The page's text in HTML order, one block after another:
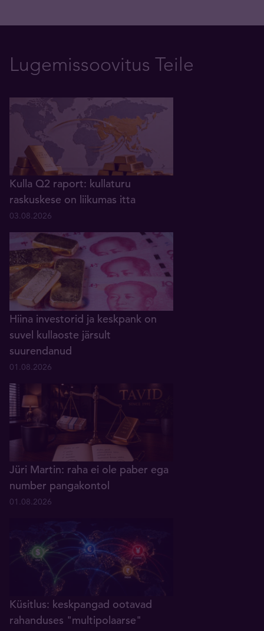
Lugemissoovitus Teile
Kulla Q2 raport: kullaturu
raskuskese on liikumas itta
03.08.2026
Hiina investorid ja keskpank on
suvel kullaoste järsult
suurendanud
01.08.2026
Jüri Martin: raha ei ole paber ega
number pangakontol
01.08.2026
Küsitlus: keskpangad ootavad
rahanduses "multipolaarse"